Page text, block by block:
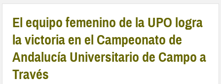
El equipo femenino de la UPO logra
la victoria en el Campeonato de
Andalucía Universitario de Campo a
Través